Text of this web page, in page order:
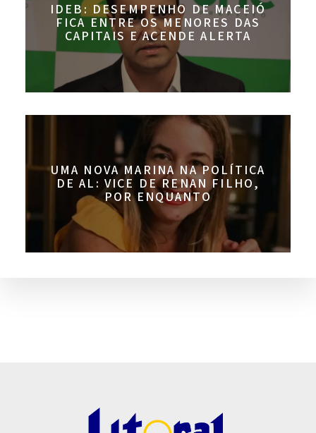
IDEB: DESEMPENHO DE MACEIÓ
FICA ENTRE OS MENORES DAS
CAPITAIS E ACENDE ALERTA
UMA NOVA MARINA NA POLÍTICA
DE AL: VICE DE RENAN FILHO,
POR ENQUANTO